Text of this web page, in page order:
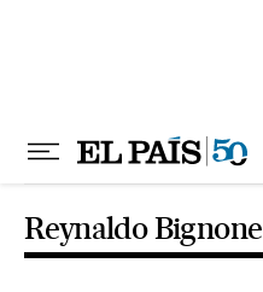
Reynaldo Bignone